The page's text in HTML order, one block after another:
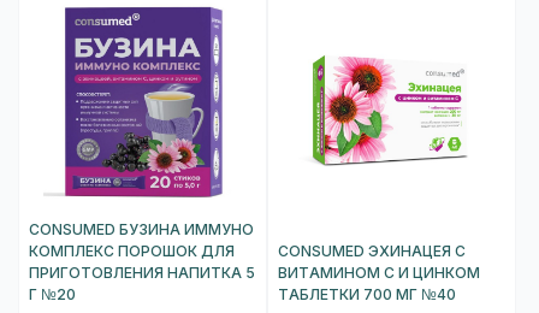
CONSUMED БУЗИНА ИММУНО
КОМПЛЕКС ПОРОШОК ДЛЯ
ПРИГОТОВЛЕНИЯ НАПИТКА 5
Г №20
CONSUMED ЭХИНАЦЕЯ С
ВИТАМИНОМ С И ЦИНКОМ
ТАБЛЕТКИ 700 МГ №40